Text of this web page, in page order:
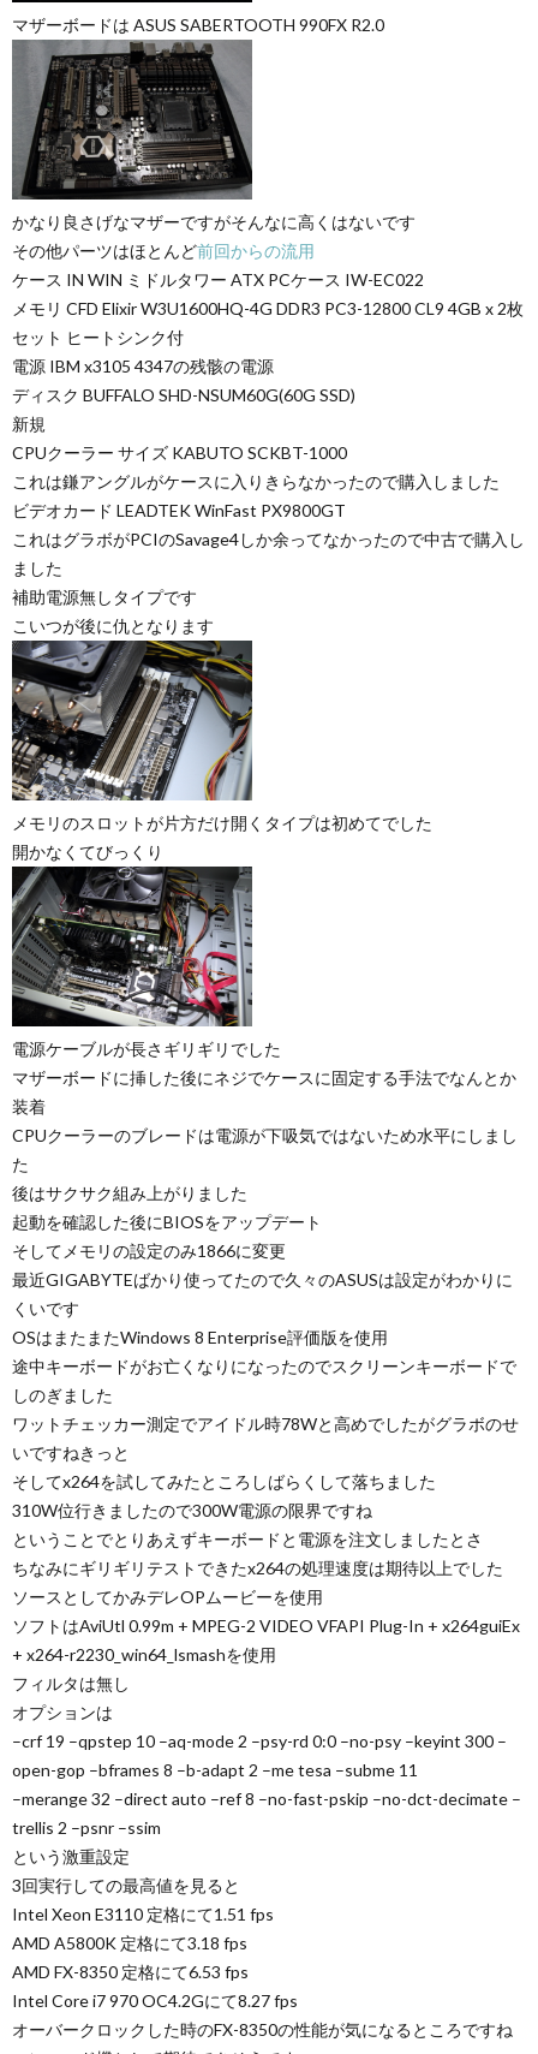
マザーボードは ASUS SABERTOOTH 990FX R2.0
かなり良さげなマザーですがそんなに高くはないです
その他パーツはほとんど前回からの流用
ケース IN WIN ミドルタワー ATX PCケース IW-EC022
メモリ CFD Elixir W3U1600HQ-4G DDR3 PC3-12800 CL9 4GB x 2枚
セット ヒートシンク付
電源 IBM x3105 4347の残骸の電源
ディスク BUFFALO SHD-NSUM60G(60G SSD)
新規
CPUクーラー サイズ KABUTO SCKBT-1000
これは鎌アングルがケースに入りきらなかったので購入しました
ビデオカード LEADTEK WinFast PX9800GT
これはグラボがPCIのSavage4しか余ってなかったので中古で購入し
ました
補助電源無しタイプです
こいつが後に仇となります
メモリのスロットが片方だけ開くタイプは初めてでした
開かなくてびっくり
電源ケーブルが長さギリギリでした
マザーボードに挿した後にネジでケースに固定する手法でなんとか
装着
CPUクーラーのブレードは電源が下吸気ではないため水平にしまし
た
後はサクサク組み上がりました
起動を確認した後にBIOSをアップデート
そしてメモリの設定のみ1866に変更
最近GIGABYTEばかり使ってたので久々のASUSは設定がわかりに
くいです
OSはまたまたWindows 8 Enterprise評価版を使用
途中キーボードがお亡くなりになったのでスクリーンキーボードで
しのぎました
ワットチェッカー測定でアイドル時78Wと高めでしたがグラボのせ
いですねきっと
そしてx264を試してみたところしばらくして落ちました
310W位行きましたので300W電源の限界ですね
ということでとりあえずキーボードと電源を注文しましたとさ
ちなみにギリギリテストできたx264の処理速度は期待以上でした
ソースとしてかみデレOPムービーを使用
ソフトはAviUtl 0.99m + MPEG-2 VIDEO VFAPI Plug-In + x264guiEx
+ x264-r2230_win64_lsmashを使用
フィルタは無し
オプションは
–crf 19 –qpstep 10 –aq-mode 2 –psy-rd 0:0 –no-psy –keyint 300 –
open-gop –bframes 8 –b-adapt 2 –me tesa –subme 11
–merange 32 –direct auto –ref 8 –no-fast-pskip –no-dct-decimate –
trellis 2 –psnr –ssim
という激重設定
3回実行しての最高値を見ると
Intel Xeon E3110 定格にて1.51 fps
AMD A5800K 定格にて3.18 fps
AMD FX-8350 定格にて6.53 fps
Intel Core i7 970 OC4.2Gにて8.27 fps
オーバークロックした時のFX-8350の性能が気になるところですね